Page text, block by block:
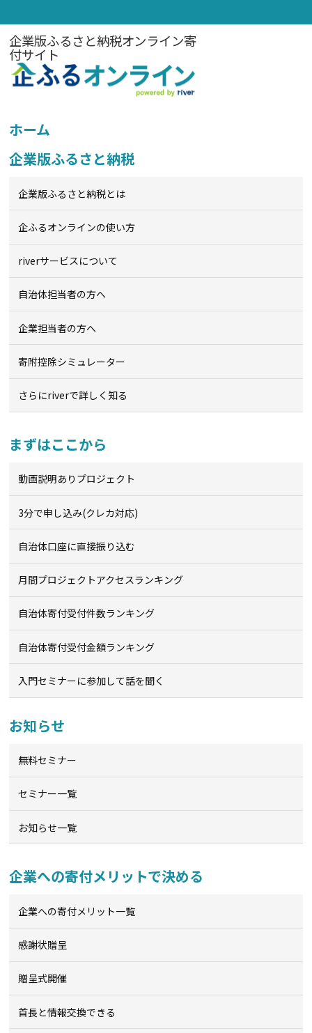
企業版ふるさと納税オンライン寄
付サイト
ホーム
企業版ふるさと納税
企業版ふるさと納税とは
企ふるオンラインの使い方
riverサービスについて
自治体担当者の方へ
企業担当者の方へ
寄附控除シミュレーター
さらにriverで詳しく知る
まずはここから
動画説明ありプロジェクト
3分で申し込み(クレカ対応)
自治体口座に直接振り込む
月間プロジェクトアクセスランキング
自治体寄付受付件数ランキング
自治体寄付受付金額ランキング
入門セミナーに参加して話を聞く
お知らせ
無料セミナー
セミナー一覧
お知らせ一覧
企業への寄付メリットで決める
企業への寄付メリット一覧
感謝状贈呈
贈呈式開催
首長と情報交換できる